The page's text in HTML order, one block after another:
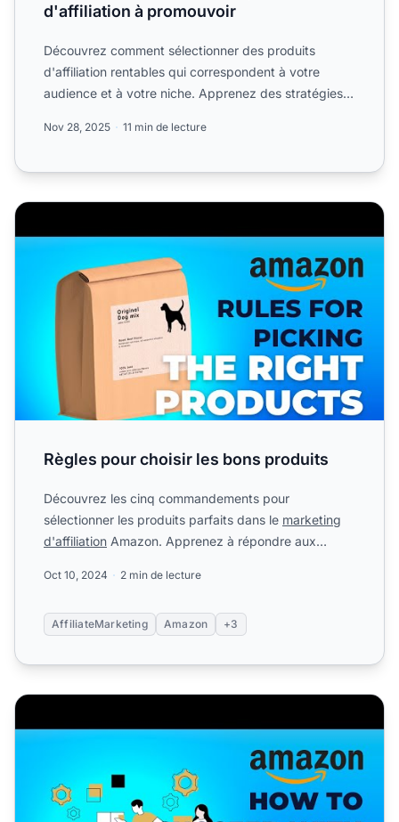
d'affiliation à promouvoir
Découvrez comment sélectionner des produits
d'affiliation rentables qui correspondent à votre
audience et à votre niche. Apprenez des stratégies
Nov 28, 2025 11 min de lecture
Règles pour choisir les bons produits
Règles pour choisir les bons produits
Découvrez les cinq commandements pour
sélectionner les produits parfaits dans le marketing
d'affiliation Amazon. Apprenez à répondre aux
Oct 10, 2024 2 min de lecture
AffiliateMarketing Amazon +3
Comment réussir dans le marketing d'affiliation